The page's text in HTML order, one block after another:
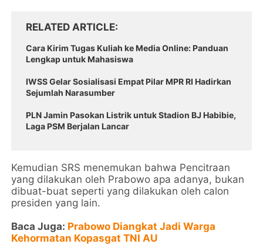
RELATED ARTICLE
Cara Kirim Tugas Kuliah ke Media Online: Panduan
Lengkap untuk Mahasiswa
IWSS Gelar Sosialisasi Empat Pilar MPR RI Hadirkan
Sejumlah Narasumber
PLN Jamin Pasokan Listrik untuk Stadion BJ Habibie,
Laga PSM Berjalan Lancar
Kemudian SRS menemukan bahwa Pencitraan
yang dilakukan oleh Prabowo apa adanya, bukan
dibuat-buat seperti yang dilakukan oleh calon
presiden yang lain.
Baca Juga: Prabowo Diangkat Jadi Warga
Kehormatan Kopasgat TNI AU